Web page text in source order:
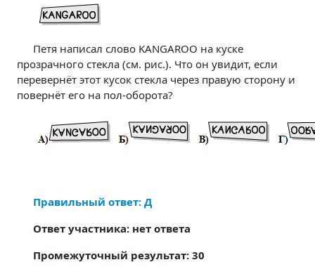
Петя написал слово KANGAROO на куске
прозрачного стекла (см. рис.). Что он увидит, если
перевернёт этот кусок стекла через правую сторону и
повернёт его на пол-оборота?
Правильный ответ: Д
Ответ участника: нет ответа
Промежуточный результат: 30